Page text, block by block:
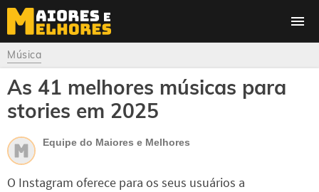
Música
As 41 melhores músicas para
stories em 2025
Equipe do Maiores e Melhores
O Instagram oferece para os seus usuários a